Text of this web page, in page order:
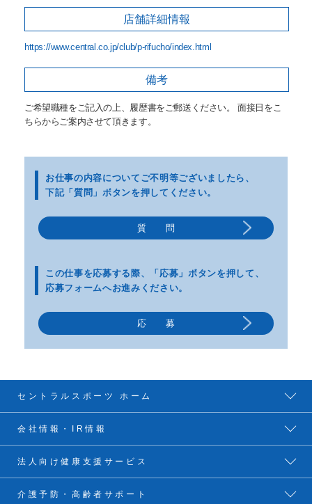
店舗詳細情報
https://www.central.co.jp/club/p-rifucho/index.html
備考
ご希望職種をご記入の上、履歴書をご郵送ください。 面接日をこ
ちらからご案内させて頂きます。
お仕事の内容についてご不明等ございましたら、
下記「質問」ボタンを押してください。
この仕事を応募する際、
「応募」ボタンを押して、
応募フォームへお進みください。
質 問
応 募
セントラルスポーツ ホーム
会社情報・IR情報
法人向け健康支援サービス
介護予防・高齢者サポート